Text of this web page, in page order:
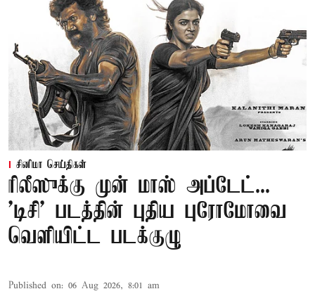
சினிமா செய்திகள்
ரிலீஸுக்கு முன் மாஸ் அப்டேட்...
'டிசி' படத்தின் புதிய புரோமோவை
வெளியிட்ட படக்குழு
Published on: 06 Aug 2026, 8:01 am